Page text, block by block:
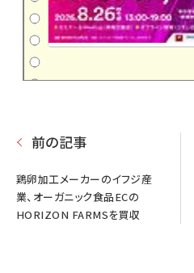
前の記事
鶏卵加工メーカーのイフジ産
業、オーガニック食品ECの
HORIZON FARMSを買収